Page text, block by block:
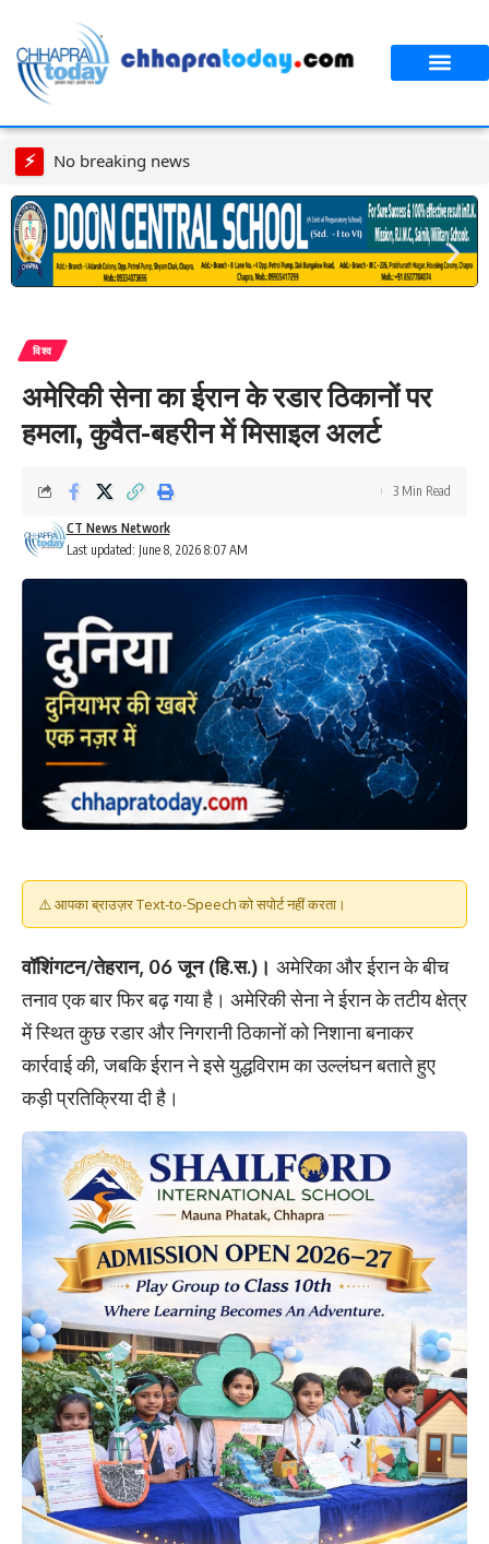
⚡ No breaking news
विश्व
अमेरिकी सेना का ईरान के रडार ठिकानों पर
हमला, कुवैत-बहरीन में मिसाइल अलर्ट
Last updated: June 8, 2026 8:07 AM
CT News Network
3 Min Read
⚠️ आपका ब्राउज़र Text-to-Speech को सपोर्ट नहीं करता।
वॉशिंगटन/तेहरान, 06 जून (हि.स.)। अमेरिका और ईरान के बीच
तनाव एक बार फिर बढ़ गया है। अमेरिकी सेना ने ईरान के तटीय क्षेत्र
में स्थित कुछ रडार और निगरानी ठिकानों को निशाना बनाकर
कार्रवाई की, जबकि ईरान ने इसे युद्धविराम का उल्लंघन बताते हुए
कड़ी प्रतिक्रिया दी है।